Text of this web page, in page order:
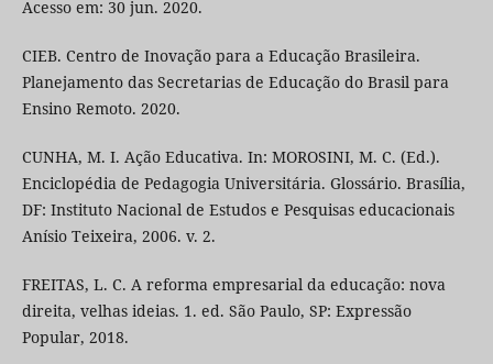
Acesso em: 30 jun. 2020.
CIEB. Centro de Inovação para a Educação Brasileira.
Planejamento das Secretarias de Educação do Brasil para
Ensino Remoto. 2020.
CUNHA, M. I. Ação Educativa. In: MOROSINI, M. C. (Ed.).
Enciclopédia de Pedagogia Universitária. Glossário. Brasília,
DF: Instituto Nacional de Estudos e Pesquisas educacionais
Anísio Teixeira, 2006. v. 2.
FREITAS, L. C. A reforma empresarial da educação: nova
direita, velhas ideias. 1. ed. São Paulo, SP: Expressão
Popular, 2018.